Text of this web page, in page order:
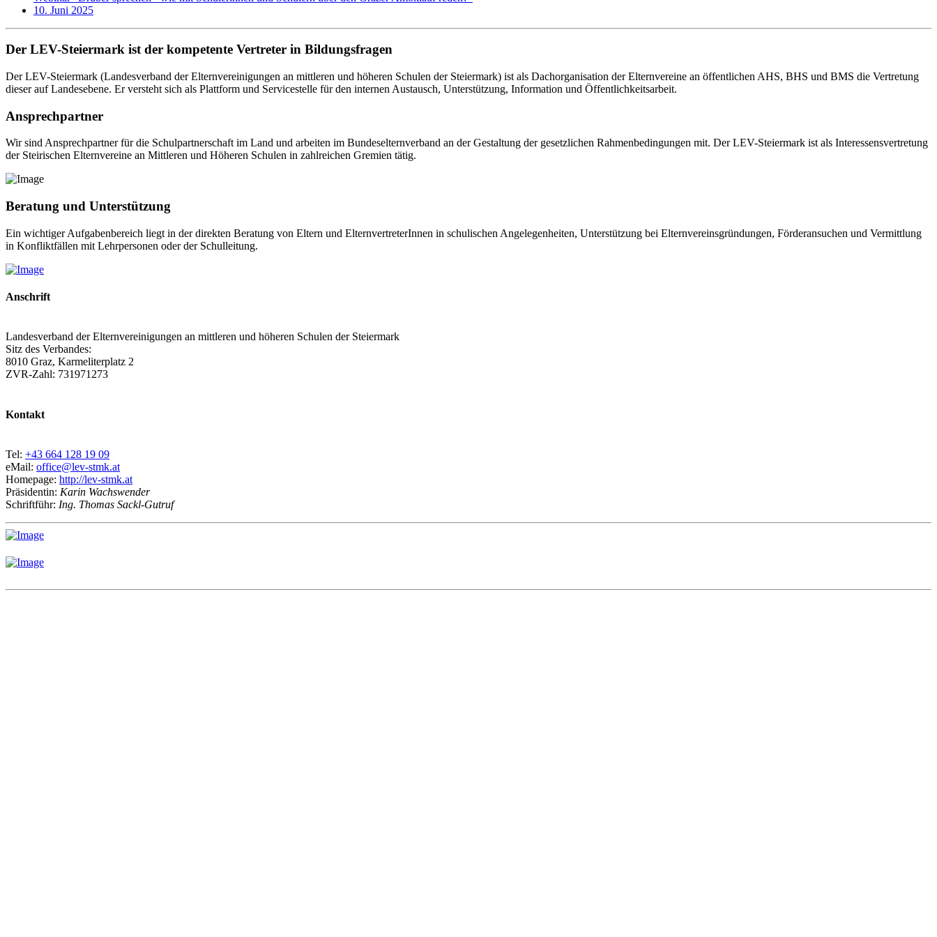
10. Juni 2025
Der LEV-Steiermark ist der kompetente Vertreter in Bildungsfragen
Der LEV-Steiermark (Landesverband der Elternvereinigungen an mittleren und höheren Schulen der Steiermark) ist als Dachorganisation der Elternvereine an öffentlichen AHS, BHS und BMS die Vertretung
dieser auf Landesebene. Er versteht sich als Plattform und Servicestelle für den internen Austausch, Unterstützung, Information und Öffentlichkeitsarbeit.
Ansprechpartner
Wir sind Ansprechpartner für die Schulpartnerschaft im Land und arbeiten im Bundeselternverband an der Gestaltung der gesetzlichen Rahmenbedingungen mit. Der LEV-Steiermark ist als Interessensvertretung
der Steirischen Elternvereine an Mittleren und Höheren Schulen in zahlreichen Gremien tätig.
Beratung und Unterstützung
Ein wichtiger Aufgabenbereich liegt in der direkten Beratung von Eltern und ElternvertreterInnen in schulischen Angelegenheiten, Unterstützung bei Elternvereinsgründungen, Förderansuchen und Vermittlung
in Konfliktfällen mit Lehrpersonen oder der Schulleitung.
Anschrift
Landesverband der Elternvereinigungen an mittleren und höheren Schulen der Steiermark
Sitz des Verbandes:
8010 Graz, Karmeliterplatz 2
ZVR-Zahl: 731971273
Kontakt
Tel: +43 664 128 19 09
eMail: office@lev-stmk.at
Homepage: http://lev-stmk.at
Präsidentin: Karin Wachswender
Schriftführ: Ing. Thomas Sackl-Gutruf